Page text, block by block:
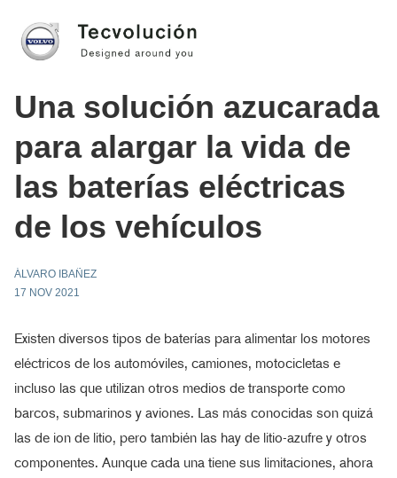
Una solución azucarada
para alargar la vida de
las baterías eléctricas
de los vehículos
ÁLVARO IBAÑEZ
17 NOV 2021
Existen diversos tipos de baterías para alimentar los motores
eléctricos de los automóviles, camiones, motocicletas e
incluso las que utilizan otros medios de transporte como
barcos, submarinos y aviones. Las más conocidas son quizá
las de ion de litio, pero también las hay de litio-azufre y otros
componentes. Aunque cada una tiene sus limitaciones, ahora